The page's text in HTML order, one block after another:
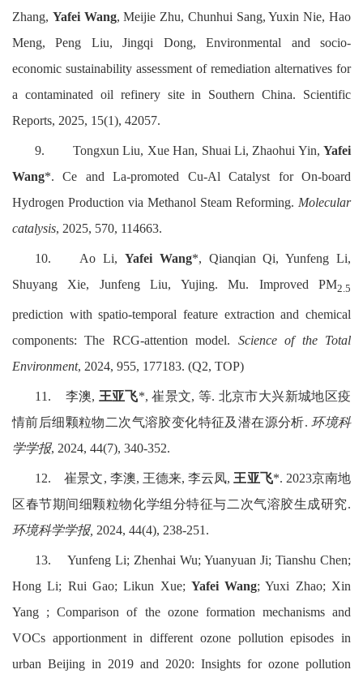
Zhang, Yafei Wang, Meijie Zhu, Chunhui Sang, Yuxin Nie, Hao
Meng, Peng Liu, Jingqi Dong, Environmental and socio-
economic sustainability assessment of remediation alternatives for
a contaminated oil refinery site in Southern China. Scientific
Reports, 2025, 15(1), 42057.
9. Tongxun Liu, Xue Han, Shuai Li, Zhaohui Yin, Yafei
Wang*. Ce and La-promoted Cu-Al Catalyst for On-board
Hydrogen Production via Methanol Steam Reforming. Molecular
catalysis, 2025, 570, 114663.
10. Ao Li, Yafei Wang*, Qianqian Qi, Yunfeng Li,
Shuyang Xie, Junfeng Liu, Yujing. Mu. Improved PM2.5
prediction with spatio-temporal feature extraction and chemical
components: The RCG-attention model. Science of the Total
Environment, 2024, 955, 177183. (Q2, TOP)
11. 李澳, 王亚飞*,崔景文, 等. 北京市大兴新城地区疫
情前后细颗粒物二次气溶胶变化特征及潜在源分析.环境科
学学报, 2024, 44(7), 340-352.
12. 崔景文, 李澳, 王德来,李云凤, 王亚飞*. 2023京南地
区春节期间细颗粒物化学组分特征与二次气溶胶生成研究.
环境科学学报, 2024, 44(4), 238-251.
13.
Yunfeng Li; Zhenhai Wu; Yuanyuan Ji; Tianshu Chen;
Hong Li; Rui Gao; Likun Xue; Yafei Wang; Yuxi Zhao; Xin
Yang ; Comparison of the ozone formation mechanisms and
VOCs apportionment in different ozone pollution episodes in
urban Beijing in 2019 and 2020: Insights for ozone pollution